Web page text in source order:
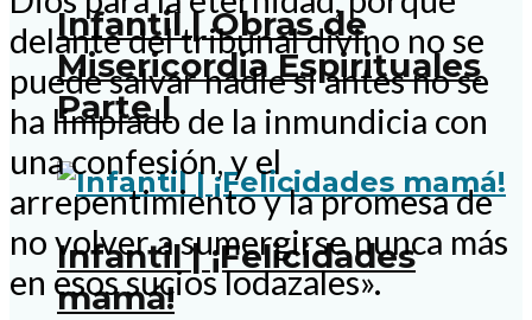
Infantil | Obras de
Misericordia Espirituales
Parte I
Infantil | ¡Felicidades
mamá!
delante del tribunal divino no se
puede salvar nadie si antes no se
ha limpiado de la inmundicia con
una confesión, y el
arrepentimiento y la promesa de
no volver a sumergirse nunca más
en esos sucios lodazales».